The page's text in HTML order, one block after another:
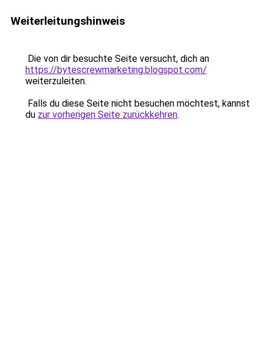
Weiterleitungshinweis
Die von dir besuchte Seite versucht, dich an
https://bytescrewmarketing.blogspot.com/
weiterzuleiten.
Falls du diese Seite nicht besuchen möchtest, kannst
du zur vorherigen Seite zurückkehren.